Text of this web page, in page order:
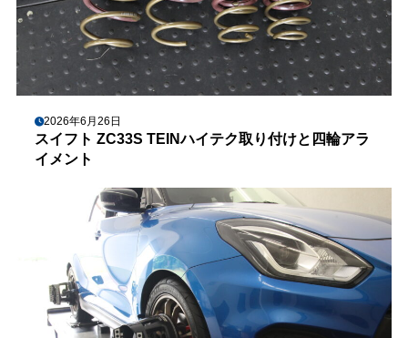
2026年6月26日
スイフト ZC33S TEINハイテク取り付けと四輪アラ
イメント